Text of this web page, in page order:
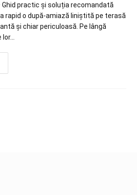
Ghid practic și soluția recomandată
rapid o după-amiază liniștită pe terasă
și chiar periculoasă. Pe lângă